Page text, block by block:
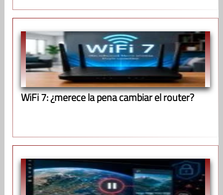
WiFi 7: ¿merece la pena cambiar el router?